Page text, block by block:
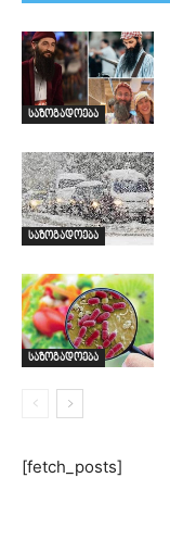
საზოგადოება
საზოგადოება
საზოგადოება
[fetch_posts]